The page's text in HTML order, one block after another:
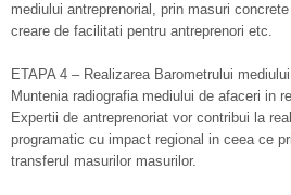
mediului antreprenorial, prin masuri
creare de facilitati pentru antreprenori etc.
ETAPA 4 – Realizarea Barometrului
Muntenia radiografia mediului de afaceri in
Expertii de antreprenoriat vor contribui la
programatic cu impact regional in ceea ce
transferul masurilor masurilor.